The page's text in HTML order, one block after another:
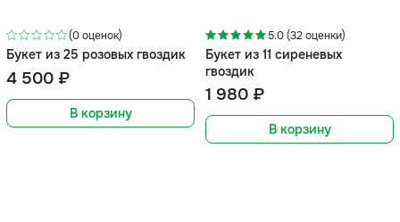
(0 оценок)
Букет из 25 розовых гвоздик
4 500 ₽
В корзину
5.0 (32 оценки)
Букет из 11 сиреневых
гвоздик
1 980 ₽
В корзину